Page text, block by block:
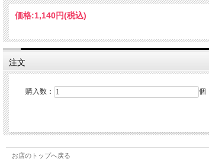
原材料：小麦粉（国内製造）、レーズ
（一部に卵・乳成分・小麦を含む）
栄養成分表示(推定値)：１本あたり
価格:1,140円(税込)
注文
購入数： 個
お店のトップへ戻る